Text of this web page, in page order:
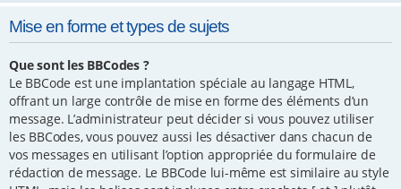
Mise en forme et types de sujets
Que sont les BBCodes ?
Le BBCode est une implantation spéciale au langage HTML,
offrant un large contrôle de mise en forme des éléments d’un
message. L’administrateur peut décider si vous pouvez utiliser
les BBCodes, vous pouvez aussi les désactiver dans chacun de
vos messages en utilisant l’option appropriée du formulaire de
rédaction de message. Le BBCode lui-même est similaire au style